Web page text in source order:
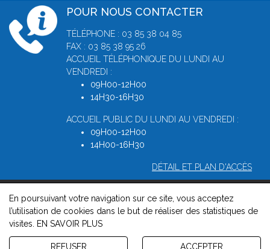
POUR NOUS CONTACTER
TÉLÉPHONE : 03 85 38 04 85
FAX : 03 85 38 95 26
ACCUEIL TÉLÉPHONIQUE DU LUNDI AU
VENDREDI :
09H00-12H00
14H30-16H30
ACCUEIL PUBLIC DU LUNDI AU VENDREDI :
09H00-12H00
14H00-16H30
DÉTAIL ET PLAN D'ACCÈS
© 2026, Greffe du Tribunal de Commerce de Macon -Mentions
légales-Contact -Gestion des cookies -Politique de
confidentialité et de cookies
Version : 1.8.1
En poursuivant votre navigation sur ce site, vous acceptez
l’utilisation de cookies dans le but de réaliser des statistiques de
visites.
EN SAVOIR PLUS
REFUSER ACCEPTER